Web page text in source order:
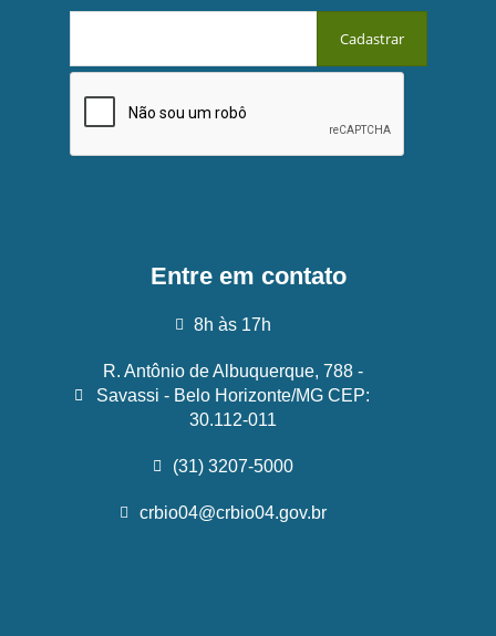
Entre em contato
8h às 17h
R. Antônio de Albuquerque, 788 -
Savassi - Belo Horizonte/MG CEP:
30.112-011
(31) 3207-5000
crbio04@crbio04.gov.br